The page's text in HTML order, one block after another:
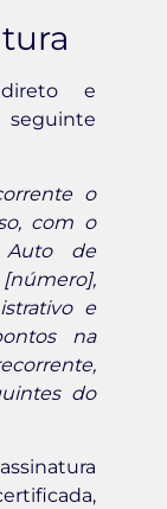
e
o
com o
Auto de
e
na
do